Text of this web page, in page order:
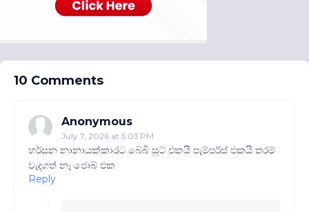
10 Comments
Anonymous
July 7, 2026 at 5:03 PM
හර්සන නානායක්කාරට බේබි සූට් එකයි පැම්පර්ස් එකයි තරම්
වැදගත් නෑ ජොබ් එක
Reply